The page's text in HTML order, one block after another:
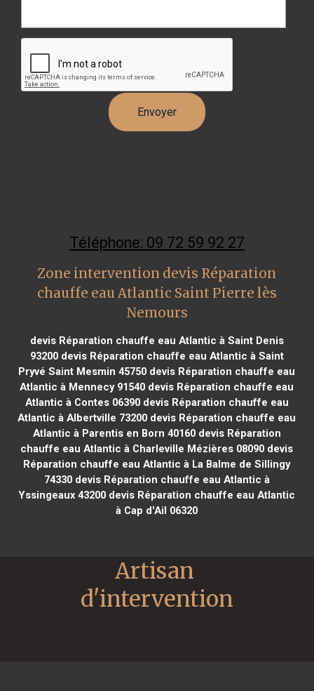
Téléphone: 09 72 59 92 27
Zone intervention devis Réparation
chauffe eau Atlantic Saint Pierre lès
Nemours
devis Réparation chauffe eau Atlantic à Saint Denis
93200devis Réparation chauffe eau Atlantic à Saint
Pryvé Saint Mesmin 45750 devis Réparation chauffe eau
Atlantic à Mennecy 91540 devis Réparation chauffe eau
Atlantic à Contes 06390devis Réparation chauffe eau
Atlantic à Albertville 73200 devis Réparation chauffe eau
Atlantic à Parentis en Born 40160devis Réparation
chauffe eau Atlantic à Charleville Mézières 08090 devis
Réparation chauffe eau Atlantic à La Balme de Sillingy
74330devis Réparation chauffe eau Atlantic à
Yssingeaux 43200devis Réparation chauffe eau Atlantic
à Cap d'Ail 06320
Artisan
d'intervention